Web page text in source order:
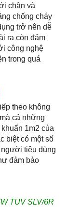
chân và
chống cháy
trở nên dễ
ra còn đảm
công nghệ
trong quá
theo không
cả những
1m2 của
biệt có một số
người tiêu dùng
đảm bảo
TUV SLV/6R